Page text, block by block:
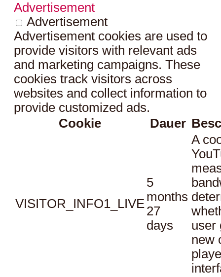
Advertisement
Advertisement
Advertisement cookies are used to
provide visitors with relevant ads
and marketing campaigns. These
cookies track visitors across
websites and collect information to
provide customized ads.
Cookie
Dauer
VISITOR_INFO1_LIVE
5
months
27
days
A
user
new